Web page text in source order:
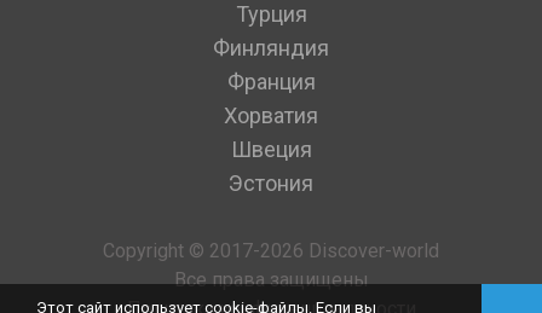
Турция
Финляндия
Франция
Хорватия
Швеция
Эстония
Copyright © 2017-2026 Discover-world
Все права защищены
Этот сайт использует cookie-файлы. Если вы